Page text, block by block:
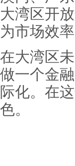
大湾区开
为市场效
在大湾区
做一个金
际化。在
色。